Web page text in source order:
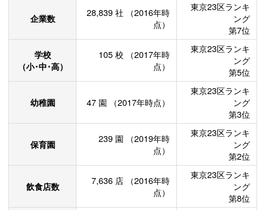
企業数 28,839 社
（2016年時
点）
東京23区ランキ
ング
第7位
学校
（小･中･高）
105 校
（2017年時
点）
東京23区ランキ
ング
第5位
幼稚園 47 園 （2017年時点）
東京23区ランキ
ング
第3位
保育園 239 園
（2019年時
点）
東京23区ランキ
ング
第2位
飲食店数 7,636 店
（2016年時
点）
東京23区ランキ
ング
第8位